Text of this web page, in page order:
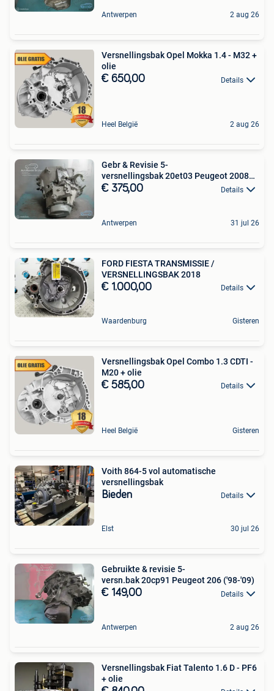
Antwerpen 2 aug 26
Versnellingsbak Opel Mokka 1.4 - M32 +
olie
€ 650,00 Details
Heel België 2 aug 26
Gebr & Revisie 5-
versnellingsbak 20et03 Peugeot 2008
1.6 Vti
€ 375,00 Details
Antwerpen 31 jul 26
FORD FIESTA TRANSMISSIE /
VERSNELLINGSBAK 2018
€ 1.000,00 Details
Waardenburg Gisteren
Versnellingsbak Opel Combo 1.3 CDTI -
M20 + olie
€ 585,00 Details
Heel België Gisteren
Voith 864-5 vol automatische
versnellingsbak
Bieden Details
Elst 30 jul 26
Gebruikte & revisie 5-
versn.bak 20cp91 Peugeot 206 ('98-'09)
€ 149,00 Details
Antwerpen 2 aug 26
Versnellingsbak Fiat Talento 1.6 D - PF6
+ olie